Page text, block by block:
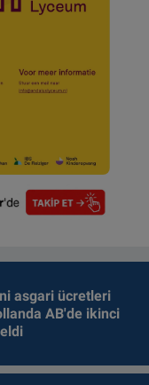
asgari ücretleri
AB'de ikinci